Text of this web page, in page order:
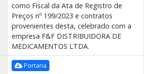
como Fiscal da Ata de Registro de
Preços nº 199/2023 e contratos
provenientes desta, celebrado com a
empresa F&F DISTRIBUIDORA DE
MEDICAMENTOS LTDA.
Portaria